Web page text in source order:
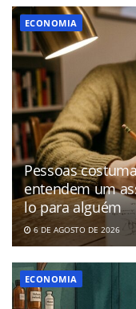
ECONOMIA
Pessoas
entendem um
lo para alguém
6 DE AGOSTO DE 2026
ECONOMIA